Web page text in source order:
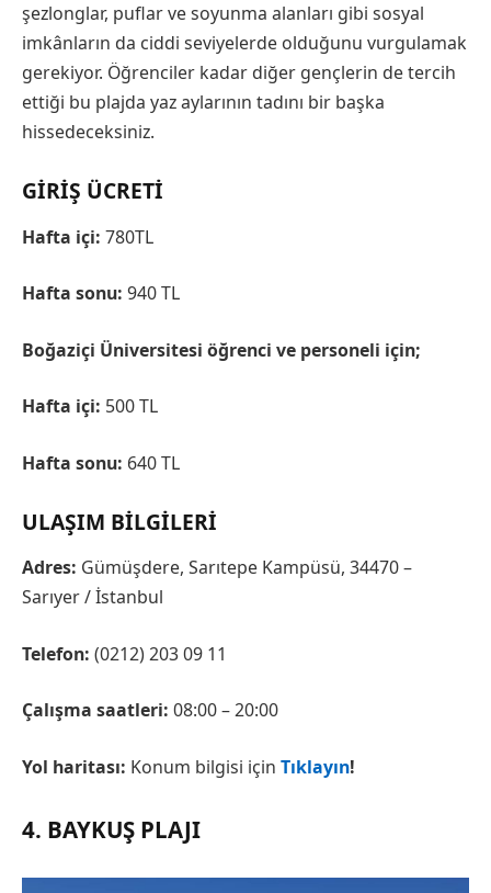
şezlonglar, puflar ve soyunma alanları gibi sosyal
imkânların da ciddi seviyelerde olduğunu vurgulamak
gerekiyor. Öğrenciler kadar diğer gençlerin de tercih
ettiği bu plajda yaz aylarının tadını bir başka
hissedeceksiniz.
GIRIŞ ÜCRETI
Hafta içi: 780TL
Hafta sonu: 940 TL
Boğaziçi Üniversitesi öğrenci ve personeli için;
Hafta içi: 500 TL
Hafta sonu: 640 TL
ULAŞIM BILGILERI
Adres: Gümüşdere, Sarıtepe Kampüsü, 34470 –
Sarıyer / İstanbul
Telefon: (0212) 203 09 11
Çalışma saatleri: 08:00 – 20:00
Yol haritası: Konum bilgisi için Tıklayın!
4. BAYKUŞ PLAJI